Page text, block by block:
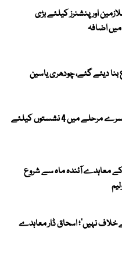
اور پنشنرز کیلئے بڑی
میں اضافہ
بنا دیئے گئے، چودھری یاسین
آزاد کشمیر انتخابات کے تیسرے مرحلے میں 4 نشستوں کیلئے
کے معاہدے آئندہ ماہ سے شروع
نہیں’؛ اسحاق ڈار معاہدے